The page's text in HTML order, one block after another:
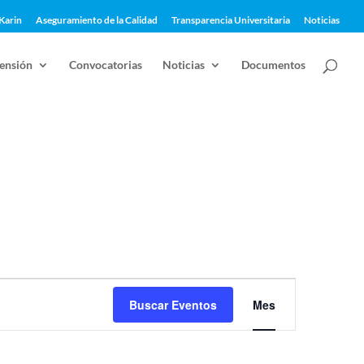
Aseguramiento de la Calidad Transparencia Universitaria Noticias
Convocatorias Noticias Documentos
Buscar Eventos
de
Mes